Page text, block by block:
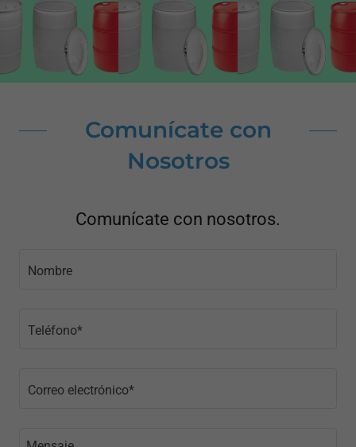
Comunícate con
Nosotros
Comunícate con nosotros.
Nombre
Teléfono*
Correo electrónico*